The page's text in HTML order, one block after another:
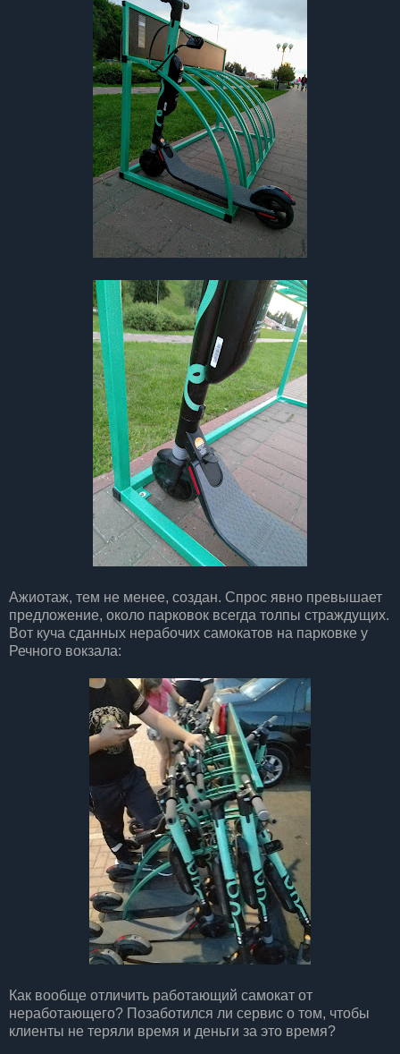
Ажиотаж, тем не менее, создан. Спрос явно превышает
предложение, около парковок всегда толпы страждущих.
Вот куча сданных нерабочих самокатов на парковке у
Речного вокзала:
Как вообще отличить работающий самокат от
неработающего? Позаботился ли сервис о том, чтобы
клиенты не теряли время и деньги за это время?